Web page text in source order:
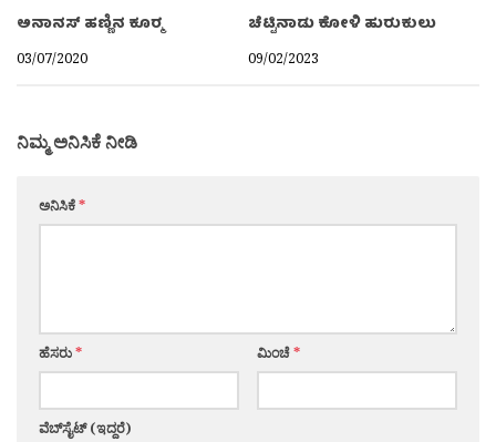
ಅನಾನಸ್ ಹಣ್ಣಿನ ಕೂರ‍್ಮ
03/07/2020
ಚೆಟ್ಟಿನಾಡು ಕೋಳಿ ಹುರುಕುಲು
09/02/2023
ನಿಮ್ಮ ಅನಿಸಿಕೆ ನೀಡಿ
ಅನಿಸಿಕೆ*
ಹೆಸರು* ಮಿಂಚೆ*
ವೆಬ್‌ಸೈಟ್ (ಇದ್ದರೆ)